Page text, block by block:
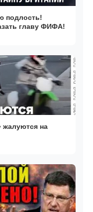
подлость!
главу ФИФА!
на